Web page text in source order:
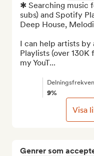
Genrer som
✱ Searching music
subs) and Spotify
Deep House,
I can help artists
Playlists (over
my YouT...
9%
Visa